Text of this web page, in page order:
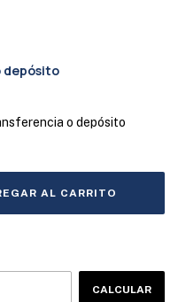
depósito
o depósito
CALCULAR